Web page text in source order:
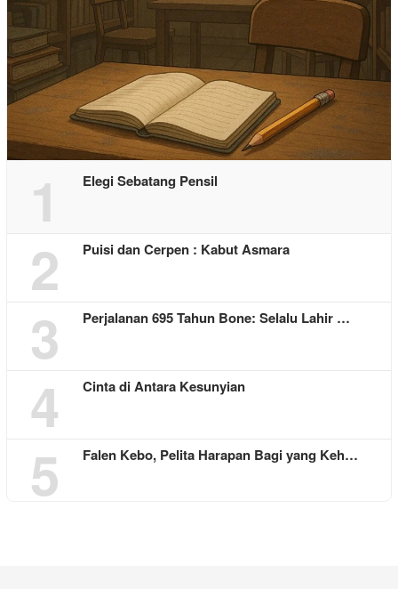
1 Elegi Sebatang Pensil
2 Puisi dan Cerpen : Kabut Asmara
3 Perjalanan 695 Tahun Bone: Selalu Lahir …
4 Cinta di Antara Kesunyian
5 Falen Kebo, Pelita Harapan Bagi yang Keh…